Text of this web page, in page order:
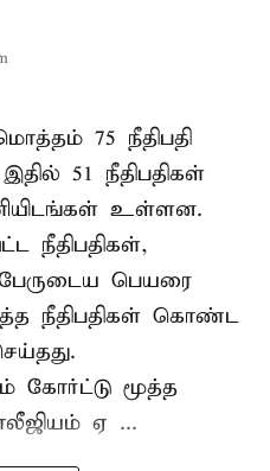
75 நீதிபதி
51 நீதிபதிகள்
உள்ளன.
நீதிபதிகள்,
பெயரை
நீதிபதிகள் கொண்ட
கோர்ட்டு மூத்த
ஏ ...